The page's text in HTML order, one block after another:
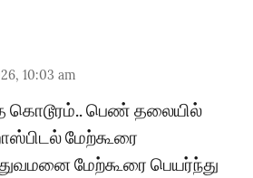
10:03 am
கொடூரம்.. பெண் தலையில்
மேற்கூரை
மேற்கூரை பெயர்ந்து